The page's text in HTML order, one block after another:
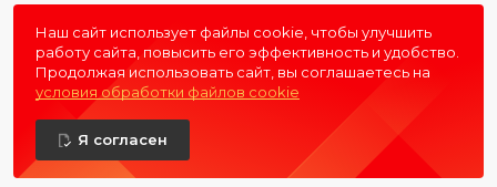
© 2016 - 20261FOODEXPO
- первая пищевая онлайн-
Наш сайт использует файлы cookie, чтобы улучшить
работу сайта, повысить его эффективность и удобство.
Продолжая использовать сайт, вы соглашаетесь на
условия обработки файлов cookie
Я согласен